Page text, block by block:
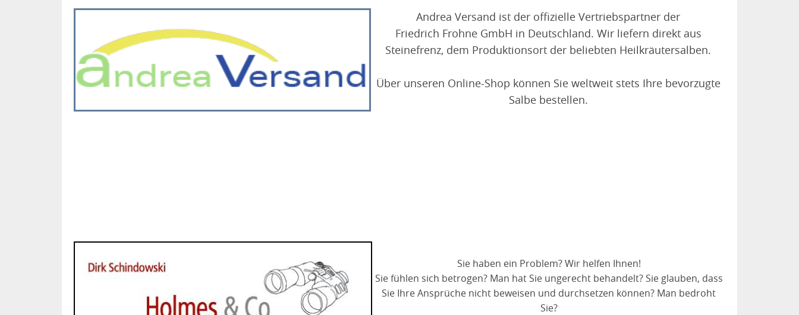
Andrea Versand ist der offizielle Vertriebspartner der
Friedrich Frohne GmbH in Deutschland. Wir liefern direkt aus
Steinefrenz, dem Produktionsort der beliebten Heilkräutersalben.
Über unseren Online-Shop können Sie weltweit stets Ihre bevorzugte
Salbe bestellen.
Sie haben ein Problem? Wir helfen Ihnen!
Sie fühlen sich betrogen? Man hat Sie ungerecht behandelt? Sie glauben, dass
Sie Ihre Ansprüche nicht beweisen und durchsetzen können? Man bedroht
Sie?